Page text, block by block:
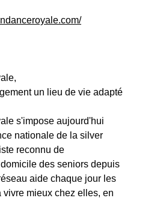
un lieu de vie adapté
s'impose aujourd'hui
nationale de la silver
reconnu de
des seniors depuis
aide chaque jour les
vivre mieux chez elles, en